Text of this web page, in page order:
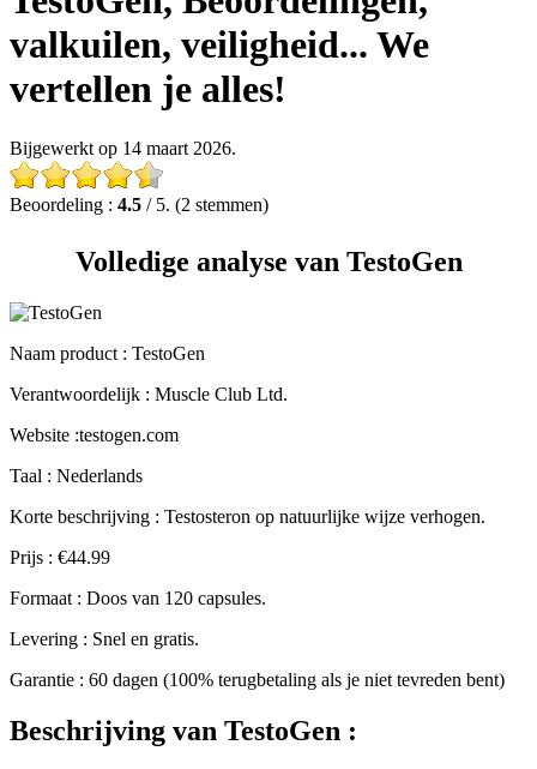
valkuilen, veiligheid... We
vertellen je alles!
Bijgewerkt op 14 maart 2026.
Beoordeling : 4.5 / 5. (2 stemmen)
Volledige analyse van TestoGen
Naam product : TestoGen
Verantwoordelijk : Muscle Club Ltd.
Website :testogen.com
Taal : Nederlands
Korte beschrijving : Testosteron op natuurlijke wijze verhogen.
Prijs : €44.99
Formaat : Doos van 120 capsules.
Levering : Snel en gratis.
Garantie : 60 dagen (100% terugbetaling als je niet tevreden bent)
Beschrijving van TestoGen :